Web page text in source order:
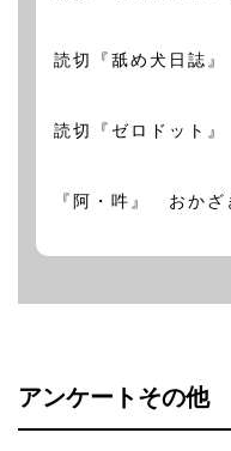
読切『舐め犬日誌
読切『ゼロドット
『阿・吽』 おかざ
アンケートその他